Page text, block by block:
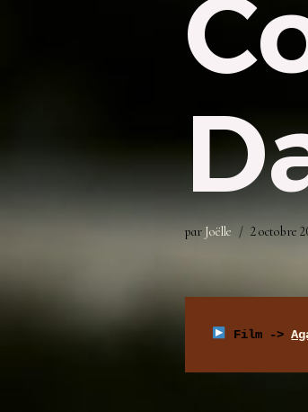
par Joëlle 2 octobre
Film ->